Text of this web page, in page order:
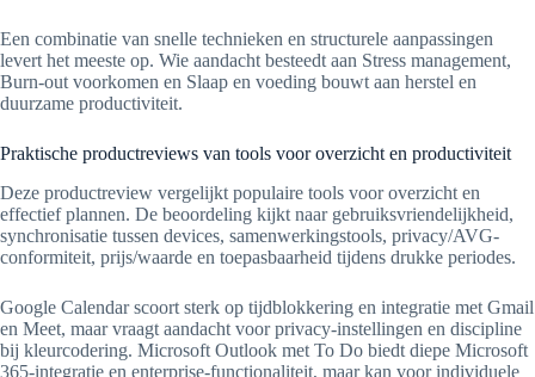
Een combinatie van snelle technieken en structurele aanpassingen
levert het meeste op. Wie aandacht besteedt aan Stress management,
Burn-out voorkomen en Slaap en voeding bouwt aan herstel en
duurzame productiviteit.
Praktische productreviews van tools voor overzicht en productiviteit
Deze productreview vergelijkt populaire tools voor overzicht en
effectief plannen. De beoordeling kijkt naar gebruiksvriendelijkheid,
synchronisatie tussen devices, samenwerkingstools, privacy/AVG-
conformiteit, prijs/waarde en toepasbaarheid tijdens drukke periodes.
Google Calendar scoort sterk op tijdblokkering en integratie met Gmail
en Meet, maar vraagt aandacht voor privacy-instellingen en discipline
bij kleurcodering. Microsoft Outlook met To Do biedt diepe Microsoft
365-integratie en enterprise-functionaliteit, maar kan voor individuele